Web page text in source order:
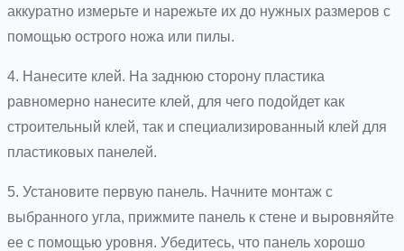
аккуратно измерьте и нарежьте их до нужных размеров с
помощью острого ножа или пилы.
4. Нанесите клей. На заднюю сторону пластика
равномерно нанесите клей, для чего подойдет как
строительный клей, так и специализированный клей для
пластиковых панелей.
5. Установите первую панель. Начните монтаж с
выбранного угла, прижмите панель к стене и выровняйте
ее с помощью уровня. Убедитесь, что панель хорошо